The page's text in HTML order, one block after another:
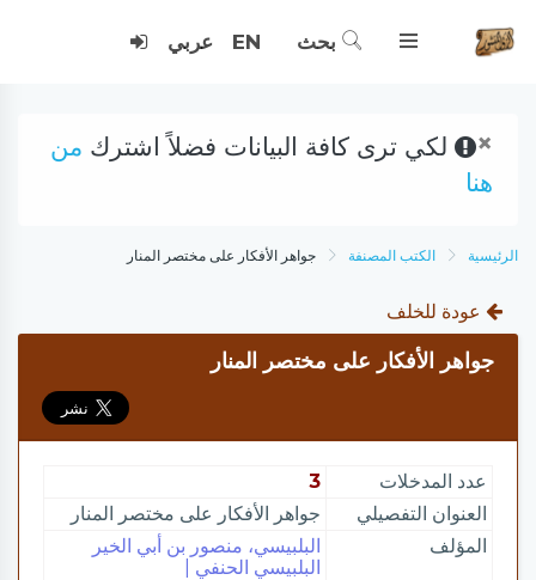
بحث EN عربي
× لكي ترى كافة البيانات فضلاً اشترك من
هنا
الرئيسية الكتب المصنفة جواهر الأفكار على مختصر المنار
عودة للخلف
جواهر الأفكار على مختصر المنار
عدد المدخلات
3
العنوان التفصيلي
جواهر الأفكار على مختصر المنار
المؤلف
البلبيسي، منصور بن أبي الخير
البلبيسي الحنفي |